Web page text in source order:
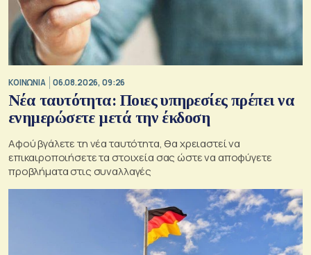
ΚΟΙΝΩΝΙΑ 06.08.2026, 09:26
Νέα ταυτότητα: Ποιες υπηρεσίες πρέπει να
ενημερώσετε μετά την έκδοση
Αφού βγάλετε τη νέα ταυτότητα, θα χρειαστεί να
επικαιροποιήσετε τα στοιχεία σας ώστε να αποφύγετε
προβλήματα στις συναλλαγές